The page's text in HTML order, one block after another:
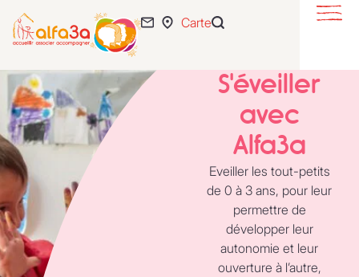
Carte
Se loger
S'éveiller
avec
Alfa3a
Eveiller les tout-petits
de 0 à 3 ans, pour leur
permettre de
développer leur
autonomie et leur
ouverture à l’autre,